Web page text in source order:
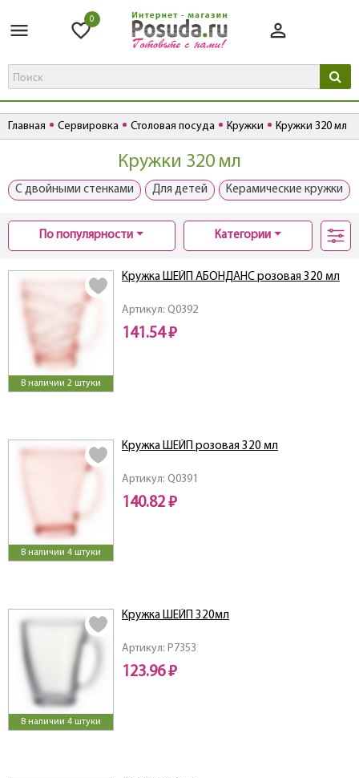
0
Главная Сервировка Столовая посуда Кружки Кружки 320 мл
Кружки 320 мл
С двойными стенками Для детей Керамические кружки
По популярности Категории
В наличии 2 штуки
Артикул: Q0392
Кружка ШЕЙП АБОНДАНС розовая 320 мл
141.54 ₽
В наличии 4 штуки
Артикул: Q0391
Кружка ШЕЙП розовая 320 мл
140.82 ₽
В наличии 4 штуки
Артикул: P7353
Кружка ШЕЙП 320мл
123.96 ₽